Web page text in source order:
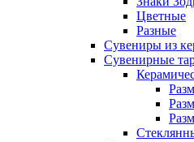
Цветные
Разные
Сувениры из
Сувенирные